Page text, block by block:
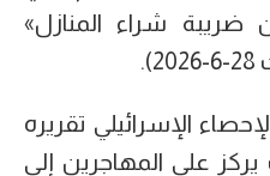
ضريبة شراء المنازل»
الإسرائيلي تقريره
على المهاجرين إلى